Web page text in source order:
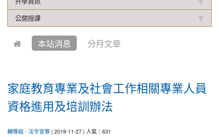
季盃全國羽球錦標賽成績優異
2019-10-04
本校學生參加中壢第六屆跆拳道錦
標賽成績優異
2021-01-13 賀!
恭喜六年四班宋芸姿、五年四班林
2020-12-31 賀!
本校學生參加109年桃園市理事長
盃溜冰錦標賽成績優異
校聯合運動會楊梅區選拔賽成績優異
公開授課
本站消息 分月文章
家庭教育專業及社會工作相關專業人員
資格進用及培訓辦法
輔導組 - 法令宣導 | 2019-11-27 | 人氣：631